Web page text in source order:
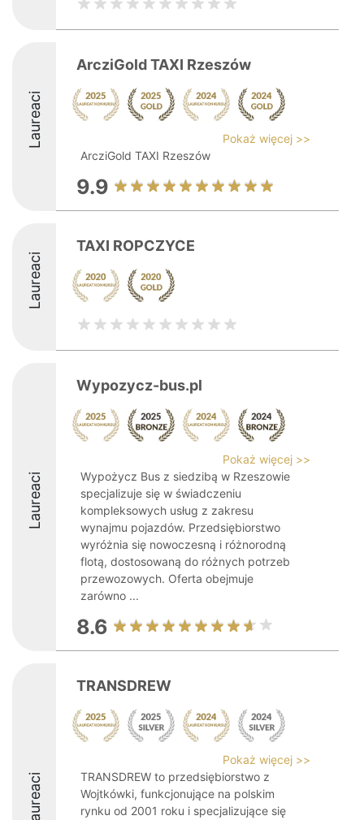
Laureaci
ArcziGold TAXI Rzeszów
Pokaż więcej >>
ArcziGold TAXI Rzeszów
9.9
Laureaci
TAXI ROPCZYCE
Laureaci
Wypozycz-bus.pl
Pokaż więcej >>
Wypożycz Bus z siedzibą w Rzeszowie
specjalizuje się w świadczeniu
kompleksowych usług z zakresu
wynajmu pojazdów. Przedsiębiorstwo
wyróżnia się nowoczesną i różnorodną
flotą, dostosowaną do różnych potrzeb
przewozowych. Oferta obejmuje
zarówno ...
8.6
Laureaci
TRANSDREW
Pokaż więcej >>
TRANSDREW to przedsiębiorstwo z
Wojtkówki, funkcjonujące na polskim
rynku od 2001 roku i specjalizujące się